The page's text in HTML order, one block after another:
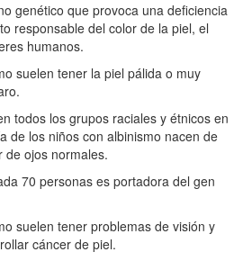
genético que provoca una deficiencia
responsable del color de la piel, el
humanos.
suelen tener la piel pálida o muy
todos los grupos raciales y étnicos en
de los niños con albinismo nacen de
de ojos normales.
70 personas es portadora del gen
suelen tener problemas de visión y
cáncer de piel.